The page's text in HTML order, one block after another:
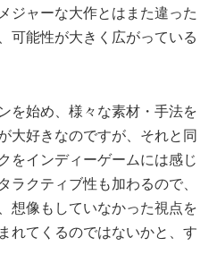
ジャーな大作とはまた違った
可能性が大きく広がっている
を始め、様々な素材・手法を
大好きなのですが、それと同
をインディーゲームには感じ
クティブ性も加わるので、
想像もしていなかった視点を
れてくるのではないかと、す